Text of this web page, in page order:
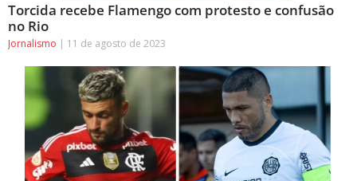
Torcida recebe Flamengo com protesto e confusão
no Rio
Jornalismo 11 de agosto de 2023